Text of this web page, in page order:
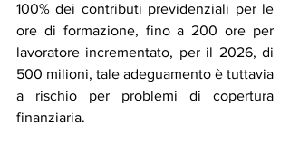
100% dei contributi previdenziali per le
ore di formazione, fino a 200 ore per
lavoratore incrementato, per il 2026, di
500 milioni, tale adeguamento è tuttavia
a rischio per problemi di copertura
finanziaria.